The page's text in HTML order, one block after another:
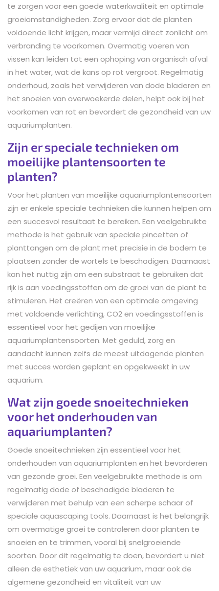
te zorgen voor een goede waterkwaliteit en optimale
groeiomstandigheden. Zorg ervoor dat de planten
voldoende licht krijgen, maar vermijd direct zonlicht om
verbranding te voorkomen. Overmatig voeren van
vissen kan leiden tot een ophoping van organisch afval
in het water, wat de kans op rot vergroot. Regelmatig
onderhoud, zoals het verwijderen van dode bladeren en
het snoeien van overwoekerde delen, helpt ook bij het
voorkomen van rot en bevordert de gezondheid van uw
aquariumplanten.
Zijn er speciale technieken om
moeilijke plantensoorten te
planten?
Voor het planten van moeilijke aquariumplantensoorten
zijn er enkele speciale technieken die kunnen helpen om
een succesvol resultaat te bereiken. Een veelgebruikte
methode is het gebruik van speciale pincetten of
planttangen om de plant met precisie in de bodem te
plaatsen zonder de wortels te beschadigen. Daarnaast
kan het nuttig zijn om een substraat te gebruiken dat
rijk is aan voedingsstoffen om de groei van de plant te
stimuleren. Het creëren van een optimale omgeving
met voldoende verlichting, CO2 en voedingsstoffen is
essentieel voor het gedijen van moeilijke
aquariumplantensoorten. Met geduld, zorg en
aandacht kunnen zelfs de meest uitdagende planten
met succes worden geplant en opgekweekt in uw
aquarium.
Wat zijn goede snoeitechnieken
voor het onderhouden van
aquariumplanten?
Goede snoeitechnieken zijn essentieel voor het
onderhouden van aquariumplanten en het bevorderen
van gezonde groei. Een veelgebruikte methode is om
regelmatig dode of beschadigde bladeren te
verwijderen met behulp van een scherpe schaar of
speciale aquascaping tools. Daarnaast is het belangrijk
om overmatige groei te controleren door planten te
snoeien en te trimmen, vooral bij snelgroeiende
soorten. Door dit regelmatig te doen, bevordert u niet
alleen de esthetiek van uw aquarium, maar ook de
algemene gezondheid en vitaliteit van uw